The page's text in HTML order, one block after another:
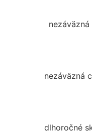
nezáväzná
dlhoročné